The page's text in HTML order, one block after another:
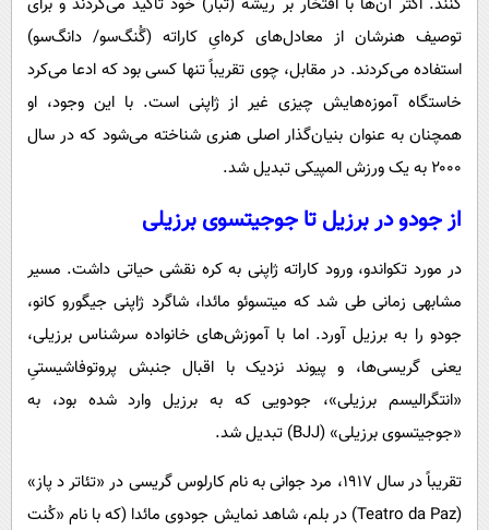
توصیف هنرشان از معادل‌های کره‌ایِ کاراته (گُنگ‌سو/ دانگ‌سو)
استفاده می‌کردند. در مقابل، چوی تقریباً تنها کسی بود که ادعا می‌کرد
خاستگاه آموزه‌هایش چیزی غیر از ژاپنی است. با این وجود، او
همچنان به عنوان بنیان‌گذار اصلی هنری شناخته می‌شود که در سال
۲۰۰۰ به یک ورزش المپیکی تبدیل شد.
از جودو در برزیل تا جوجیتسوی برزیلی
در مورد تکواندو، ورود کاراته‌ ژاپنی به کره نقشی حیاتی داشت. مسیر
مشابهی زمانی طی شد که میتسوئو مائدا، شاگرد ژاپنی جیگورو کانو،
جودو را به برزیل آورد. اما با آموزش‌های خانواده‌ سرشناس برزیلی،
یعنی گریسی‌ها، و پیوند نزدیک با اقبال جنبش پروتوفاشیستیِ
«انتگرالیسم برزیلی»، جودویی که به برزیل وارد شده بود، به
«جوجیتسوی برزیلی» (BJJ) تبدیل شد.
تقریباً در سال ۱۹۱۷، مرد جوانی به نام کارلوس گریسی در «تئاتر د پاز»
(Teatro da Paz) در بلم، شاهد نمایش جودوی مائدا (که با نام «کُنت